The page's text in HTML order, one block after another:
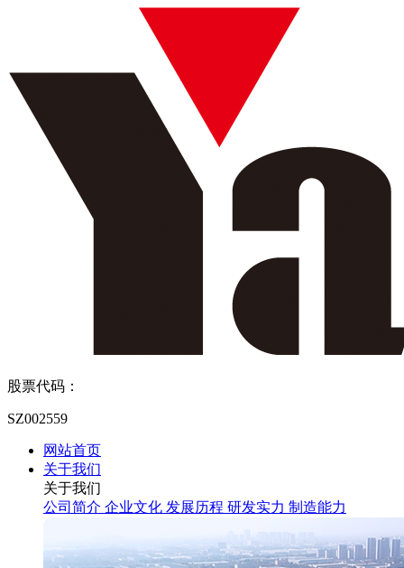
股票代码：
SZ002559
网站首页
关于我们
关于我们
公司简介 企业文化 发展历程 研发实力 制造能力